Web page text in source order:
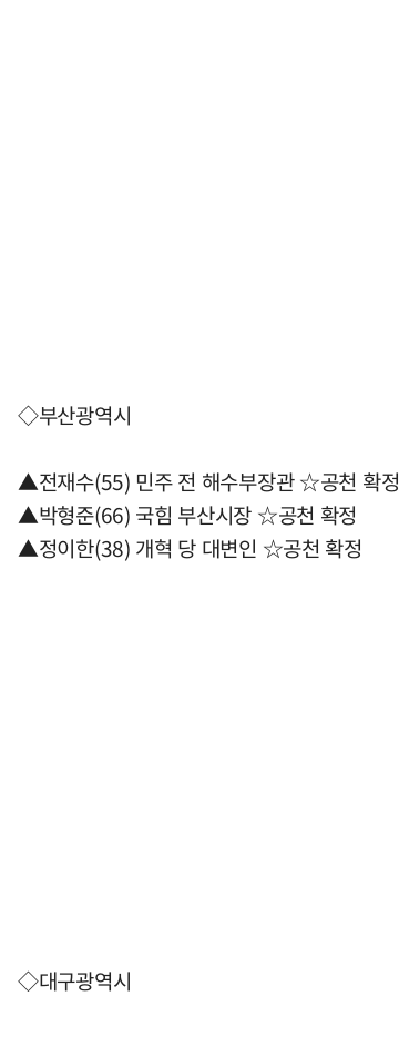
◇부산광역시
▲전재수(55) 민주 전 해수부장관 ☆공천 확정
▲박형준(66) 국힘 부산시장 ☆공천 확정
▲정이한(38) 개혁 당 대변인 ☆공천 확정
◇대구광역시